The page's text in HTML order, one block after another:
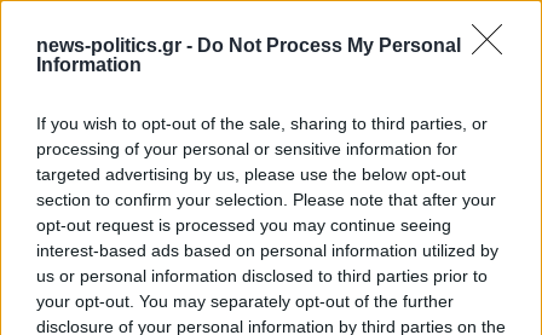
news-politics.gr - Do Not Process My Personal
Information
If you wish to opt-out of the sale, sharing to third parties, or
processing of your personal or sensitive information for
targeted advertising by us, please use the below opt-out
section to confirm your selection. Please note that after your
opt-out request is processed you may continue seeing
interest-based ads based on personal information utilized by
us or personal information disclosed to third parties prior to
your opt-out. You may separately opt-out of the further
disclosure of your personal information by third parties on the
ΣΥΝΕΧΊΣΤΕ ΝΑ ΔΙΑΒΆΖΕΤΕ